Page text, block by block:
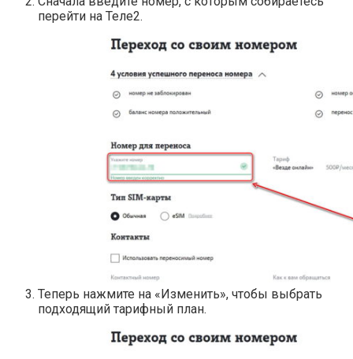
перейти на Теле2.
Теперь нажмите на «Изменить», чтобы выбрать
подходящий тарифный план.